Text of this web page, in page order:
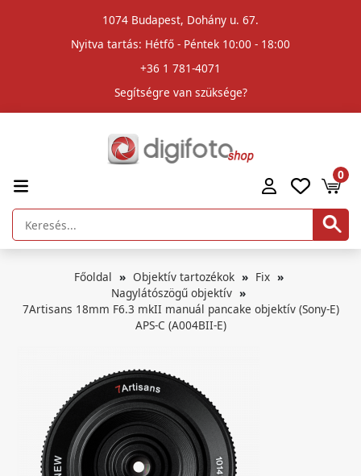
1074 Budapest, Dohány u. 67.
Nyitva tartás: Hétfő - Péntek 10:00 - 18:00
+36 1 781-4071
Segítségre van szüksége?
0
Főoldal Objektív tartozékok
Fix
Nagylátószögű objektív
7Artisans 18mm F6.3 mkII manuál pancake objektív (Sony-E)
APS-C (A004BII-E)